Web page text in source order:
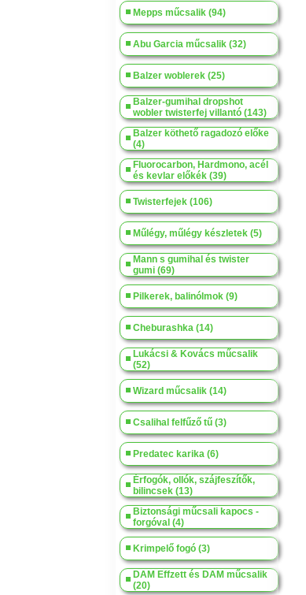
Mepps műcsalik (94)
Abu Garcia műcsalik (32)
Balzer woblerek (25)
Balzer-gumihal dropshot
wobler twisterfej villantó (143)
Balzer köthető ragadozó előke
(4)
Fluorocarbon, Hardmono, acél
és kevlar előkék (39)
Twisterfejek (106)
Műlégy, műlégy készletek (5)
Mann s gumihal és twister
gumi (69)
Pilkerek, balinólmok (9)
Cheburashka (14)
Lukácsi & Kovács műcsalik
(52)
Wizard műcsalik (14)
Csalihal felfűző tű (3)
Predatec karika (6)
Érfogók, ollók, szájfeszítők,
bilincsek (13)
Biztonsági műcsali kapocs -
forgóval (4)
Krimpelő fogó (3)
DAM Effzett és DAM műcsalik
(20)